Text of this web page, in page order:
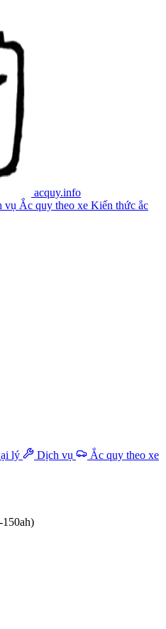
acquy.info
vụ Ắc quy theo xe Kiến thức ắc
lý Dịch vụ
Ắc quy theo xe